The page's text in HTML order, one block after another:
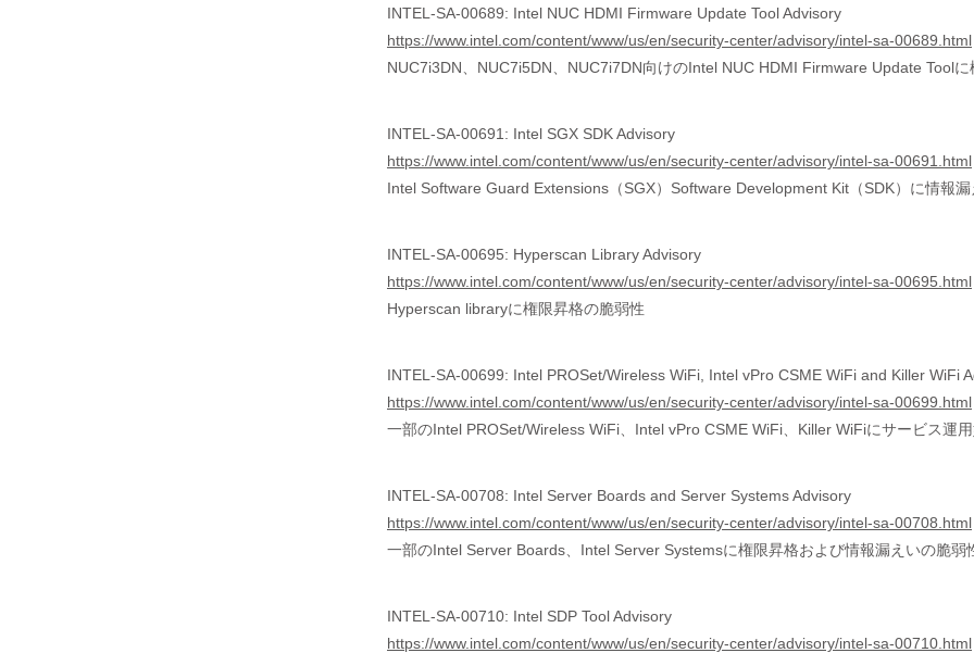
INTEL-SA-00689: Intel NUC HDMI Firmware Update Tool Advisory
https://www.intel.com/content/www/us/en/security-center/advisory/intel-sa-00689.html
NUC7i3DN、NUC7i5DN、NUC7i7DN向けのIntel NUC HDMI Firmware Update Tool
INTEL-SA-00691: Intel SGX SDK Advisory
https://www.intel.com/content/www/us/en/security-center/advisory/intel-sa-00691.html
Intel Software Guard Extensions（SGX）Software Development Kit（SDK）に情報
INTEL-SA-00695: Hyperscan Library Advisory
https://www.intel.com/content/www/us/en/security-center/advisory/intel-sa-00695.html
Hyperscan libraryに権限昇格の脆弱性
INTEL-SA-00699: Intel PROSet/Wireless WiFi, Intel vPro CSME WiFi and Killer WiFi
https://www.intel.com/content/www/us/en/security-center/advisory/intel-sa-00699.html
一部のIntel PROSet/Wireless WiFi、Intel vPro CSME WiFi、Killer WiFiにサービス運
INTEL-SA-00708: Intel Server Boards and Server Systems Advisory
https://www.intel.com/content/www/us/en/security-center/advisory/intel-sa-00708.html
一部のIntel Server Boards、Intel Server Systemsに権限昇格および情報漏えいの脆弱
INTEL-SA-00710: Intel SDP Tool Advisory
https://www.intel.com/content/www/us/en/security-center/advisory/intel-sa-00710.html